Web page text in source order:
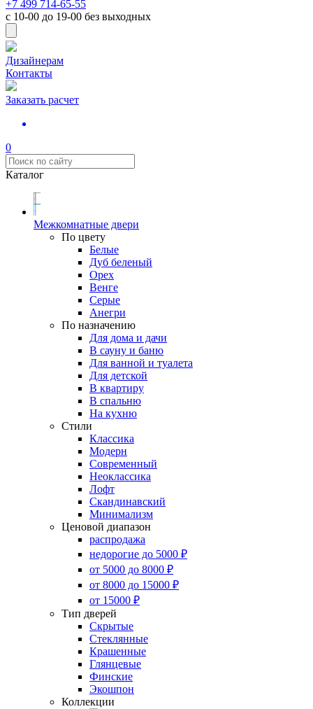
+7 499 714-65-55
с 10-00 до 19-00 без выходных
Дизайнерам
Контакты
Заказать расчет
0
Каталог
Межкомнатные двери
По цвету
Белые
Дуб беленый
Орех
Венге
Серые
Анегри
По назначению
Для дома и дачи
В сауну и баню
Для ванной и туалета
Для детской
В квартиру
В спальню
На кухню
Стили
Классика
Модерн
Современный
Неоклассика
Лофт
Скандинавский
Минимализм
Ценовой диапазон
распродажа
недорогие до 5000 ₽
от 5000 до 8000 ₽
от 8000 до 15000 ₽
от 15000 ₽
Тип дверей
Скрытые
Стеклянные
Крашенные
Глянцевые
Финские
Экошпон
Коллекции